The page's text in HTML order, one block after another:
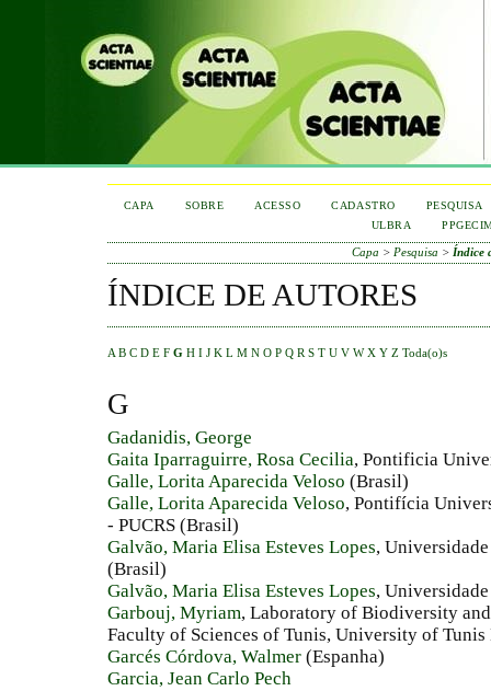
CAPA SOBRE ACESSO CADASTRO
PESQUISA
ULBRA
Capa > Pesquisa > Índice
ÍNDICE DE AUTORES
A B C D E F G H I J K L M N O P Q R S T U V W X Y Z Toda(o)s
G
Gadanidis, George
Gaita Iparraguirre, Rosa Cecilia, Pontificia
Galle, Lorita Aparecida Veloso (Brasil)
Galle, Lorita Aparecida Veloso, Pontifícia
- PUCRS (Brasil)
Galvão, Maria Elisa Esteves Lopes,
(Brasil)
Galvão, Maria Elisa Esteves Lopes,
Garbouj, Myriam, Laboratory of Biodiversity
Faculty of Sciences of Tunis, University of
Garcés Córdova, Walmer (Espanha)
Garcia, Jean Carlo Pech